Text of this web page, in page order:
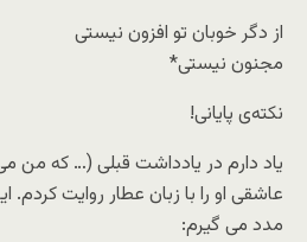
از دگر خوبان تو افزون
مجنون نیستی*
نکته‌ی پایانی!
یاد دارم در یادداشت قبلی (… که
عاشقی او را با زبان عطار روایت کردم.
مدد می گیرم: